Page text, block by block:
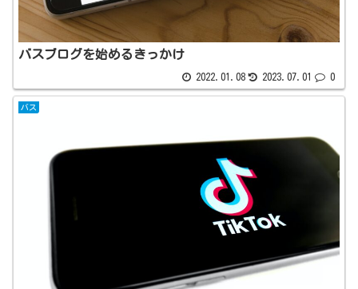
バスブログを始めるきっかけ
2022.01.08 2023.07.01 0
バス